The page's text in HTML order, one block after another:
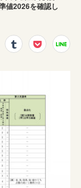
値2026を確認し